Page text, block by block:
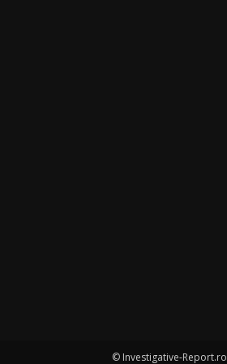
© Investigative-Report.ro